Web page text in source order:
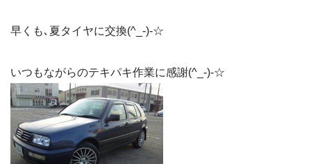
早くも､夏タイヤに交換(^_-)-☆
いつもながらのテキパキ作業に感謝(^_-)-☆